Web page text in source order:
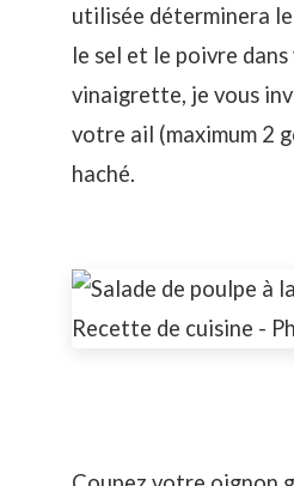
utilisée déterminera
le sel et le poivre
vinaigrette, je vous
votre ail (maximum 2
haché.